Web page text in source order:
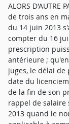
ALORS D'AUTRE
de trois ans en
du 14 juin 2013
compter du 16
prescription
antérieure ;
juges, le délai
date du
de la fin de son
rappel de salaire
2013 quand le